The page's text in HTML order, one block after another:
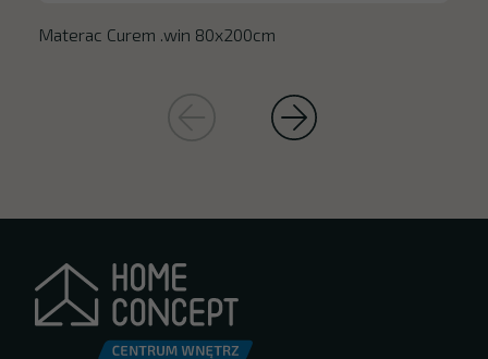
Materac Curem .win 80x200cm